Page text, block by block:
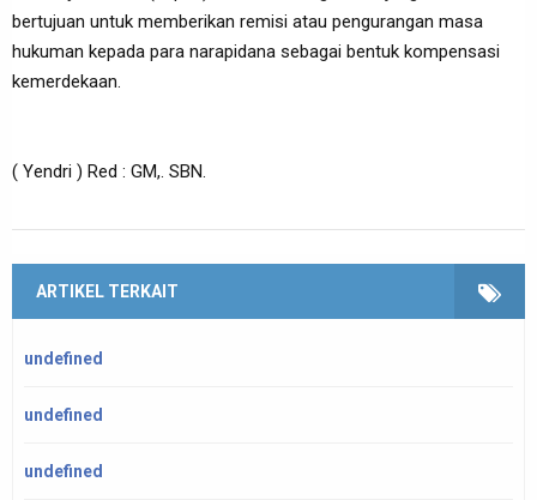
bertujuan untuk memberikan remisi atau pengurangan masa
hukuman kepada para narapidana sebagai bentuk kompensasi
kemerdekaan.
( Yendri ) Red : GM,. SBN.
ARTIKEL TERKAIT
undefined
undefined
undefined